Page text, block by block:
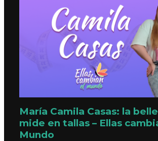
María Camila Casas: la
mide en tallas – Ellas
Mundo